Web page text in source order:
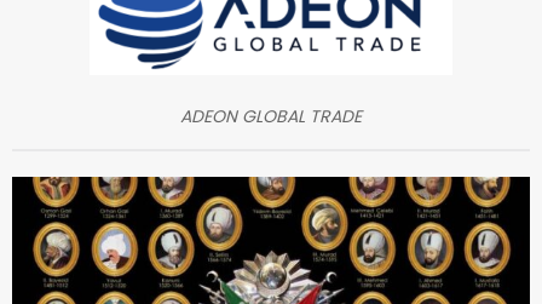
ADEON GLOBAL TRADE